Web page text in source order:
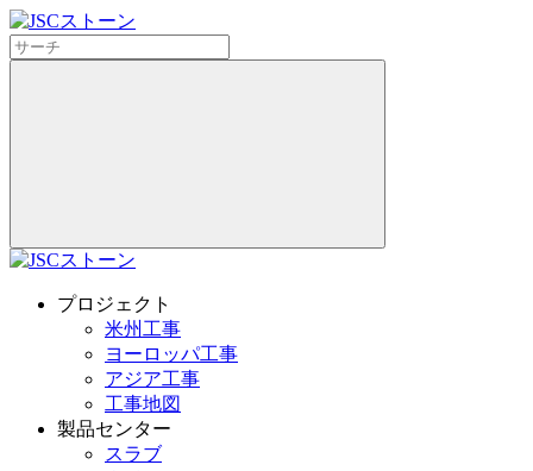
プロジェクト
米州工事
ヨーロッパ工事
アジア工事
工事地図
製品センター
スラブ